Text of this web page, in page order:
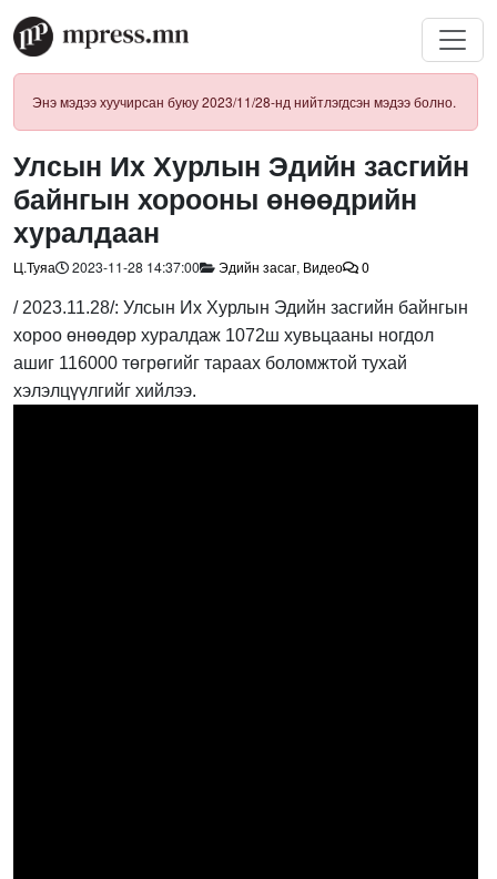
Энэ мэдээ хуучирсан буюу 2023/11/28-нд нийтлэгдсэн мэдээ болно.
Улсын Их Хурлын Эдийн засгийн
байнгын хорооны өнөөдрийн
хуралдаан
Ц.Туяа 2023-11-28 14:37:00 Эдийн засаг, Видео 0
/ 2023.11.28/: Улсын Их Хурлын Эдийн засгийн байнгын
хороо өнөөдөр хуралдаж 1072ш хувьцааны ногдол
ашиг 116000 төгрөгийг тараах боломжтой тухай
хэлэлцүүлгийг хийлээ.